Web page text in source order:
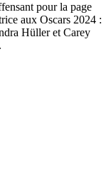
pour la page
aux Oscars 2024 :
Hüller et Carey